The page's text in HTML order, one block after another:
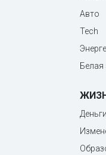
Авто
Tech
Деньги